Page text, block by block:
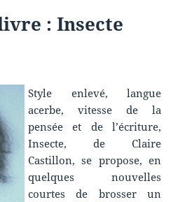
: Insecte
Style enlevé, langue
acerbe, vitesse de la
pensée et de l’écriture,
Insecte, de Claire
Castillon, se propose, en
quelques nouvelles
courtes de brosser un